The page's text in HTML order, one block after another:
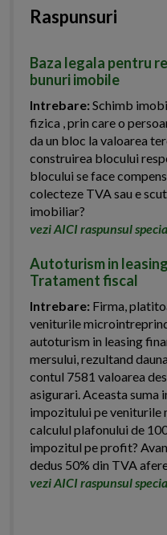
Raspunsuri
Baza legala pentru
bunuri imobile
Intrebare:Schimb
fizica , prin care o
da un bloc la valoarea
construirea blocului
blocului se face
colecteze TVA sau e
imobiliar?
vezi AICI raspunsul
Autoturism in
Tratament fiscal
Intrebare: Firma,
veniturile
autoturism in leasing
mersului, rezultand
contul 7581 valoarea
asigurari. Aceasta suma
impozitului pe
calculul plafonului de
impozitul pe profit?
dedus 50% din TVA
vezi AICI raspunsul